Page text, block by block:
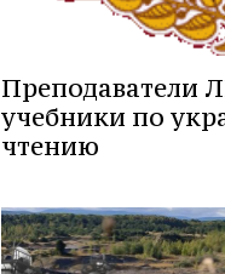
Преподаватели
учебники по
чтению